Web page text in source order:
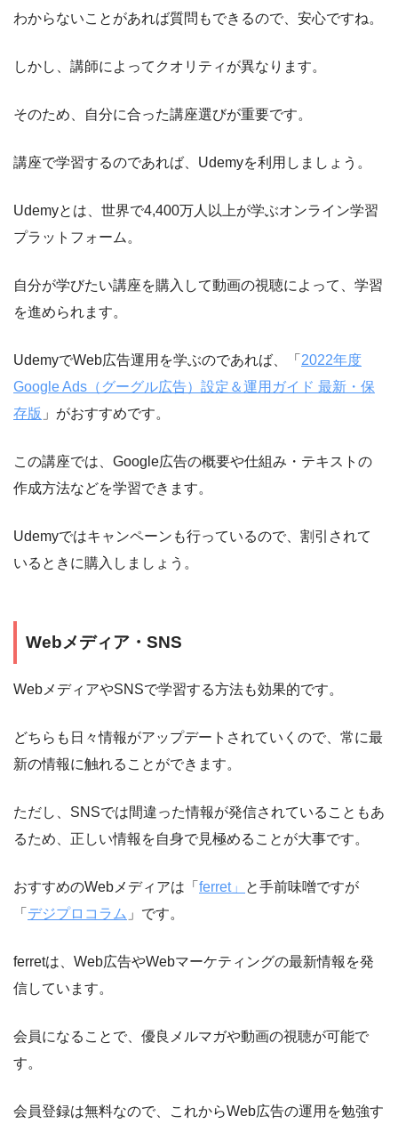
わからないことがあれば質問もできるので、安心ですね。
しかし、講師によってクオリティが異なります。
そのため、自分に合った講座選びが重要です。
講座で学習するのであれば、Udemyを利用しましょう。
Udemyとは、世界で4,400万人以上が学ぶオンライン学習
プラットフォーム。
自分が学びたい講座を購入して動画の視聴によって、学習
を進められます。
UdemyでWeb広告運用を学ぶのであれば、「 2022年度
Google Ads（グーグル広告）設定＆運用ガイド 最新・保
存版 」がおすすめです。
この講座では、Google広告の概要や仕組み・テキストの
作成方法などを学習できます。
Udemyではキャンペーンも行っているので、割引されて
いるときに購入しましょう。
Webメディア・SNS
WebメディアやSNSで学習する方法も効果的です。
どちらも日々情報がアップデートされていくので、常に最
新の情報に触れることができます。
ただし、SNSでは間違った情報が発信されていることもあ
るため、正しい情報を自身で見極めることが大事です。
おすすめのWebメディアは「 ferret」
と手前味噌ですが
「 デジプロコラム 」です。
ferretは、Web広告やWebマーケティングの最新情報を発
信しています。
会員になることで、優良メルマガや動画の視聴が可能で
す。
会員登録は無料なので、これからWeb広告の運用を勉強す